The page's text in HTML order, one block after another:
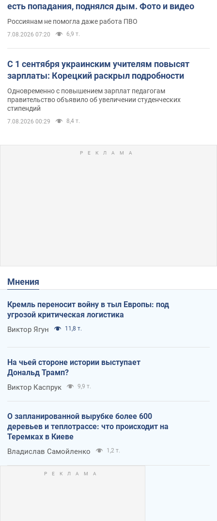
есть попадания, поднялся дым. Фото и видео
Россиянам не помогла даже работа ПВО
7.08.2026 07:20 6,9 т.
С 1 сентября украинским учителям повысят
зарплаты: Корецкий раскрыл подробности
Одновременно с повышением зарплат педагогам
правительство объявило об увеличении студенческих
стипендий
7.08.2026 00:29 8,4 т.
Мнения
Кремль переносит войну в тыл Европы: под
угрозой критическая логистика
Виктор Ягун 11,8 т.
На чьей стороне истории выступает
Дональд Трамп?
Виктор Каспрук 9,9 т.
О запланированной вырубке более 600
деревьев и теплотрассе: что происходит на
Теремках в Киеве
Владислав Самойленко 1,2 т.